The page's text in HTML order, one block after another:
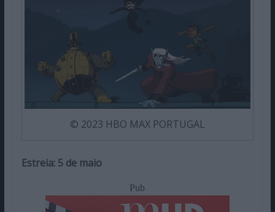
© 2023 HBO MAX PORTUGAL
Estreia: 5 de maio
Pub